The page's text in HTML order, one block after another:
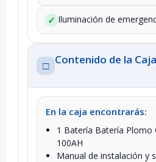
✓ Iluminación de
□ Contenido de la Caja
En la caja encontrarás:
1 Batería Batería Plomo
100AH
Manual de instalación y